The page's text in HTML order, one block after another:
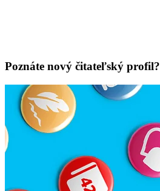
Poznáte nový čitateľský profil?